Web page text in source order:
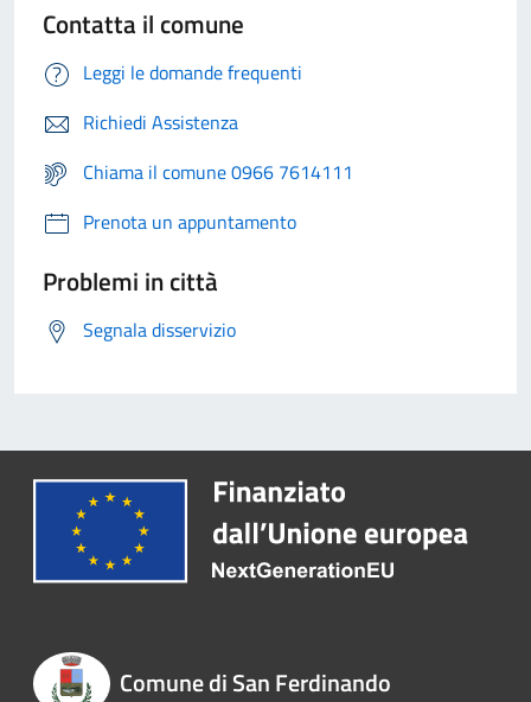
Contatta il comune
Leggi le domande frequenti
Richiedi Assistenza
Chiama il comune 0966 7614111
Prenota un appuntamento
Problemi in città
Segnala disservizio
Comune di San Ferdinando